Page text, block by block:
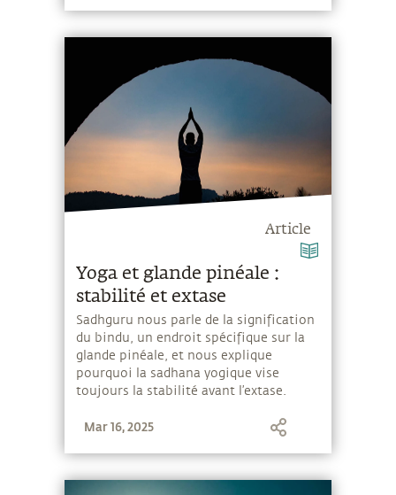
Article
Yoga et glande pinéale :
stabilité et extase
Sadhguru nous parle de la signification
du bindu, un endroit spécifique sur la
glande pinéale, et nous explique
pourquoi la sadhana yogique vise
toujours la stabilité avant l’extase.
Mar 16, 2025